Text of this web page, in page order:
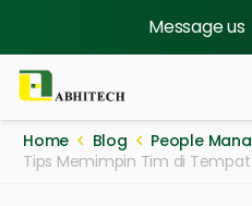
Message us
Home Blog
People
Tips Memimpin Tim di Tempat